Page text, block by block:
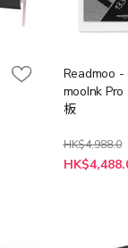
Readmoo -
mooInk
板
HK$4,988.0
特
殊